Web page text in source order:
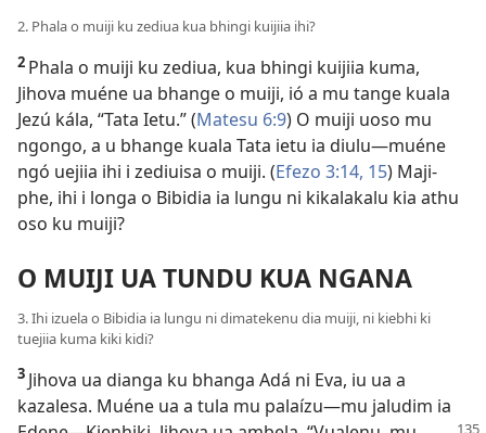
2. Phala o muiji ku zediua kua bhingi kuijiia ihi?
2 Phala o muiji ku zediua, kua bhingi kuijiia kuma,
Jihova muéne ua bhange o muiji, ió a mu tange kuala
Jezú kála, “Tata Ietu.” (Matesu 6:9) O muiji uoso mu
ngongo, a u bhange kuala Tata ietu ia diulu—muéne
ngó uejiia ihi i zediuisa o muiji. (Efezo 3:14, 15) Maji-
phe, ihi i longa o Bibidia ia lungu ni kikalakalu kia athu
oso ku muiji?
O MUIJI UA TUNDU KUA NGANA
3. Ihi izuela o Bibidia ia lungu ni dimatekenu dia muiji, ni kiebhi ki
tuejiia kuma kiki kidi?
3 Jihova ua dianga ku bhanga Adá ni Eva, iu ua a
kazalesa. Muéne ua a tula mu palaízu—mu jaludim ia